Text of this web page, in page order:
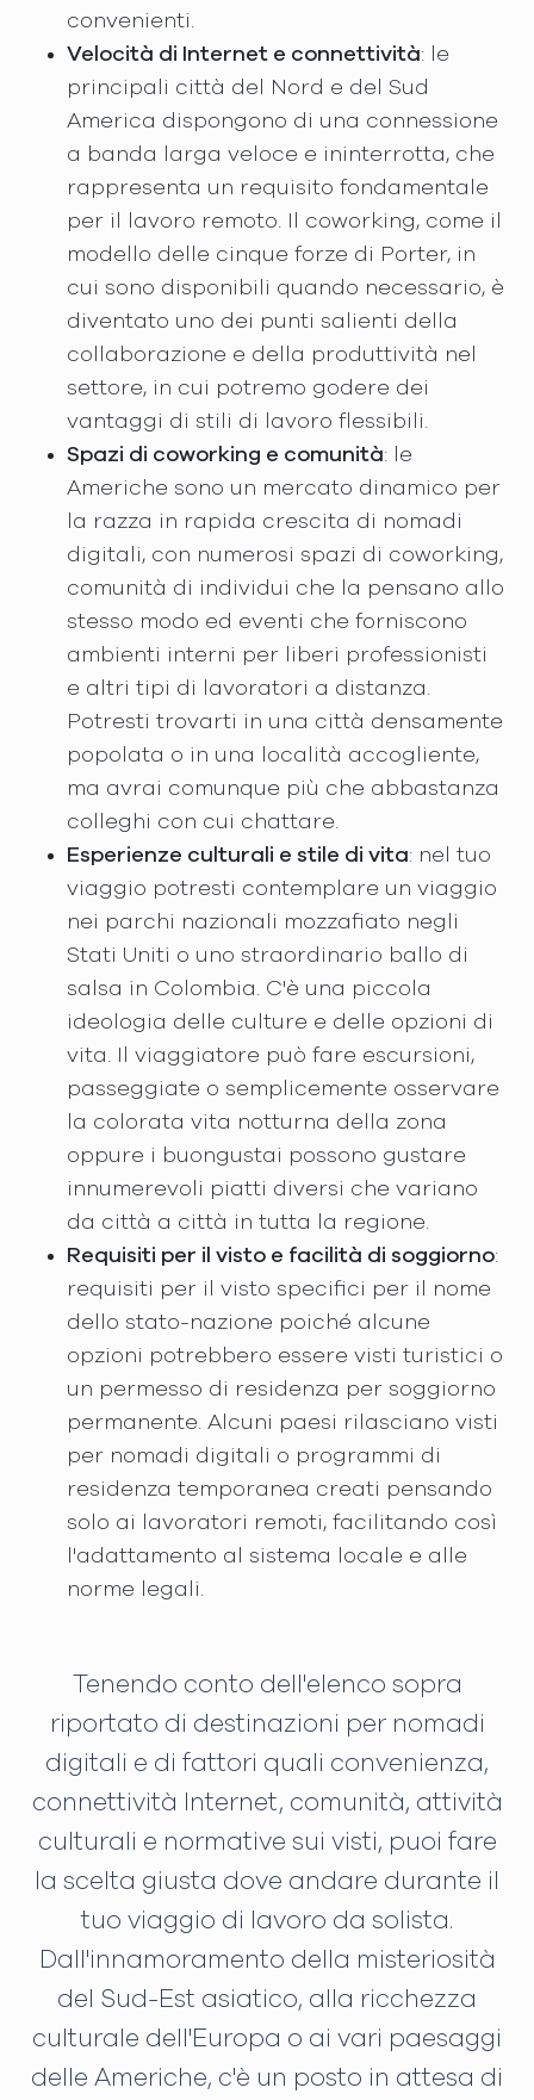
convenienti.
Velocità di Internet e connettività: le
principali città del Nord e del Sud
America dispongono di una connessione
a banda larga veloce e ininterrotta, che
rappresenta un requisito fondamentale
per il lavoro remoto. Il coworking, come il
modello delle cinque forze di Porter, in
cui sono disponibili quando necessario, è
diventato uno dei punti salienti della
collaborazione e della produttività nel
settore, in cui potremo godere dei
vantaggi di stili di lavoro flessibili.
Spazi di coworking e comunità: le
Americhe sono un mercato dinamico per
la razza in rapida crescita di nomadi
digitali, con numerosi spazi di coworking,
comunità di individui che la pensano allo
stesso modo ed eventi che forniscono
ambienti interni per liberi professionisti
e altri tipi di lavoratori a distanza.
Potresti trovarti in una città densamente
popolata o in una località accogliente,
ma avrai comunque più che abbastanza
colleghi con cui chattare.
Esperienze culturali e stile di vita: nel tuo
viaggio potresti contemplare un viaggio
nei parchi nazionali mozzafiato negli
Stati Uniti o uno straordinario ballo di
salsa in Colombia. C'è una piccola
ideologia delle culture e delle opzioni di
vita. Il viaggiatore può fare escursioni,
passeggiate o semplicemente osservare
la colorata vita notturna della zona
oppure i buongustai possono gustare
innumerevoli piatti diversi che variano
da città a città in tutta la regione.
Requisiti per il visto e facilità di soggiorno:
requisiti per il visto specifici per il nome
dello stato-nazione poiché alcune
opzioni potrebbero essere visti turistici o
un permesso di residenza per soggiorno
permanente. Alcuni paesi rilasciano visti
per nomadi digitali o programmi di
residenza temporanea creati pensando
solo ai lavoratori remoti, facilitando così
l'adattamento al sistema locale e alle
norme legali.
Tenendo conto dell'elenco sopra
riportato di destinazioni per nomadi
digitali e di fattori quali convenienza,
connettività Internet, comunità, attività
culturali e normative sui visti, puoi fare
la scelta giusta dove andare durante il
tuo viaggio di lavoro da solista.
Dall'innamoramento della misteriosità
del Sud-Est asiatico, alla ricchezza
culturale dell'Europa o ai vari paesaggi
delle Americhe, c'è un posto in attesa di